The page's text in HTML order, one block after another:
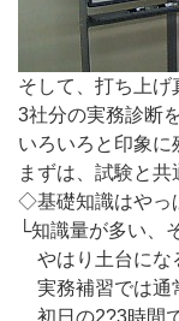
そして、打ち上げ
3社分の実務診断
いろいろと印象に
まずは、試験と共
◇基礎知識はやっ
└知識量が多い、
やはり土台にな
実務補習では通